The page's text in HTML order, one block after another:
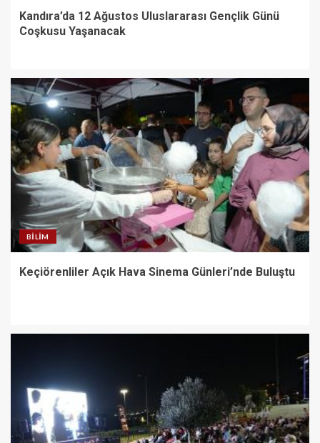
Kandıra’da 12 Ağustos Uluslararası Gençlik Günü
Coşkusu Yaşanacak
BILIM
Keçiörenliler Açık Hava Sinema Günleri’nde Buluştu